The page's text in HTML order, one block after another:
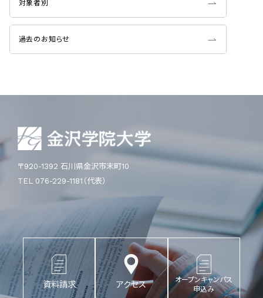
対象者別
過去のお知らせ
〒920-1392 石川県金沢市末町10
TEL 076-229-1181（代表）
資料請求 アクセス
オープンキャンパス
申込み